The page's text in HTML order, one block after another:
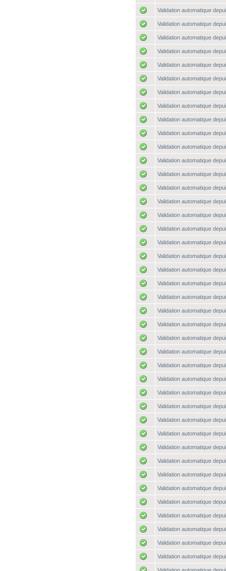
Validation automatique
Validation automatique
Validation automatique
Validation automatique
Validation automatique
Validation automatique
Validation automatique
Validation automatique
Validation automatique
Validation automatique
Validation automatique
Validation automatique
Validation automatique
Validation automatique
Validation automatique
Validation automatique
Validation automatique
Validation automatique
Validation automatique
Validation automatique
Validation automatique
Validation automatique
Validation automatique
Validation automatique
Validation automatique
Validation automatique
Validation automatique
Validation automatique
Validation automatique
Validation automatique
Validation automatique
Validation automatique
Validation automatique
Validation automatique
Validation automatique
Validation automatique
Validation automatique
Validation automatique
Validation automatique
Validation automatique
Validation automatique